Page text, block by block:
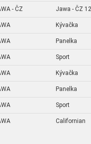
- ČZ Jawa - ČZ
Kývačka
Panelka
Sport
Kývačka
Panelka
Sport
Californian